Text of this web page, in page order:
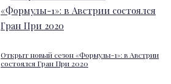
Открыт новый сезон «Формулы-1»: в Австрии
состоялся Гран При 2020